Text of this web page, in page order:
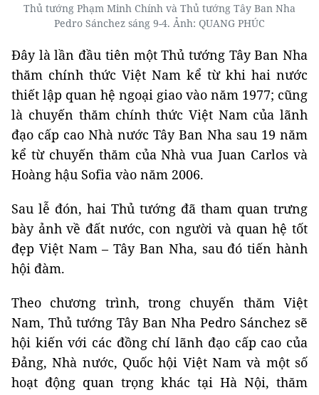
Thủ tướng Phạm Minh Chính và Thủ tướng Tây Ban Nha
Pedro Sánchez sáng 9-4. Ảnh: QUANG PHÚC
Đây là lần đầu tiên một Thủ tướng Tây Ban Nha
thăm chính thức Việt Nam kể từ khi hai nước
thiết lập quan hệ ngoại giao vào năm 1977; cũng
là chuyến thăm chính thức Việt Nam của lãnh
đạo cấp cao Nhà nước Tây Ban Nha sau 19 năm
kể từ chuyến thăm của Nhà vua Juan Carlos và
Hoàng hậu Sofia vào năm 2006.
Sau lễ đón, hai Thủ tướng đã tham quan trưng
bày ảnh về đất nước, con người và quan hệ tốt
đẹp Việt Nam – Tây Ban Nha, sau đó tiến hành
hội đàm.
Theo chương trình, trong chuyến thăm Việt
Nam, Thủ tướng Tây Ban Nha Pedro Sánchez sẽ
hội kiến với các đồng chí lãnh đạo cấp cao của
Đảng, Nhà nước, Quốc hội Việt Nam và một số
hoạt động quan trọng khác tại Hà Nội, thăm